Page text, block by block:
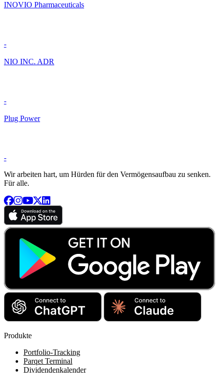
INOVIO Pharmaceuticals
-
NIO INC. ADR
-
Plug Power
-
Wir arbeiten hart, um Hürden für den Vermögensaufbau zu senken.
Für alle.
Produkte
Portfolio-Tracking
Parqet Terminal
Dividendenkalender